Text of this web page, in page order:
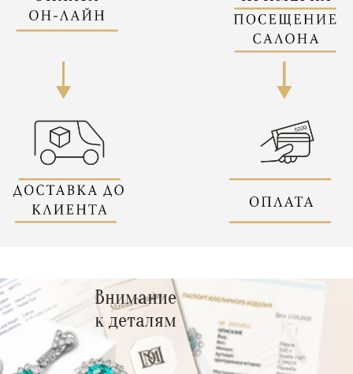
Внимание
к деталям